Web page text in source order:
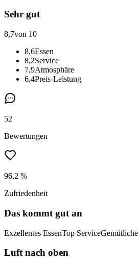
Sehr gut
8,7von 10
8,6Essen
8,2Service
7,9Atmosphäre
6,4Preis-Leistung
52
Bewertungen
96,2 %
Zufriedenheit
Das kommt gut an
Exzellentes EssenTop Service
Luft nach oben